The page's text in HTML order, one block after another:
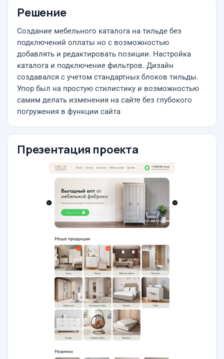
Решение
Создание мебельного каталога на тильде без
подключений оплаты но с возможностью
добавлять и редактировать позиции. Настройка
каталога и подключение фильтров. Дизайн
создавался с учетом стандартных блоков тильды.
Упор был на простую стилистику и возможностью
самим делать изменения на сайте без глубокого
погружения в функции сайта
Презентация проекта